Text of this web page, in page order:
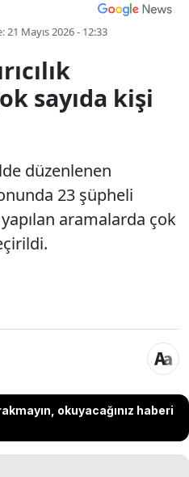
21 Mayıs 2026 - 12:33
sayıda kişi
düzenlenen
23 şüpheli
aramalarda çok
okuyacağınız haberi